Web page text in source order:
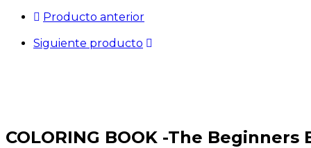
Producto anterior
Siguiente producto
COLORING BOOK -The Beginners